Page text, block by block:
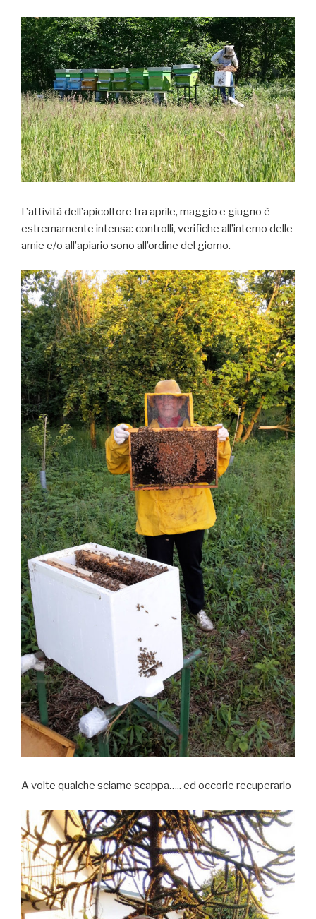
L’attività dell’apicoltore tra aprile, maggio e giugno è
estremamente intensa: controlli, verifiche all’interno delle
arnie e/o all’apiario sono all’ordine del giorno.
A volte qualche sciame scappa….. ed occorle recuperarlo